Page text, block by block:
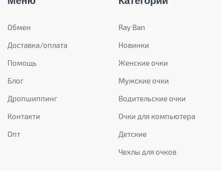
Обмен
Доставка/оплата
Помощь
Блог
Дропшиппинг
Контакти
Опт
Ray Ban
Новинки
Женские очки
Мужские очки
Водительские очки
Очки для компьютера
Детские
Чехлы для очков